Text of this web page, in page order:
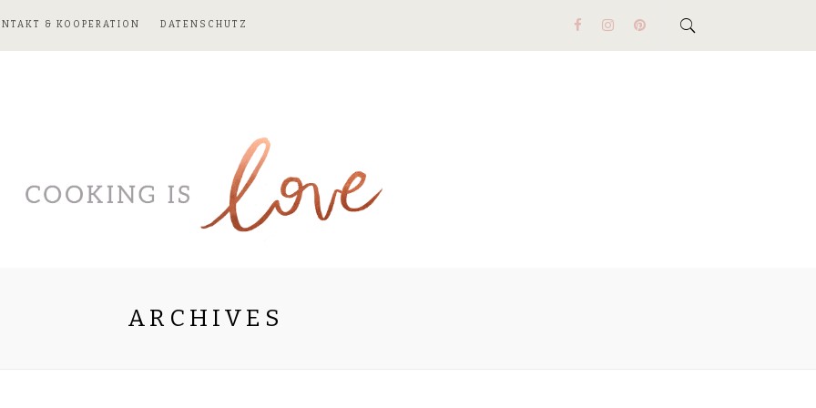
& KOOPERATION DATENSCHUTZ
ARCHIVES